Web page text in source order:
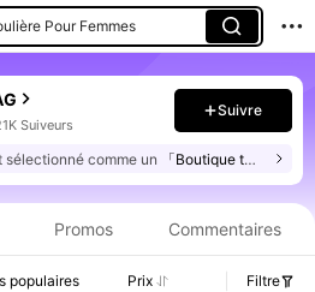
Pour Femmes
Suiveurs
Suivre
sélectionné comme un 「Boutique tendance」
Promos Commentaires
populaires Prix Filtre